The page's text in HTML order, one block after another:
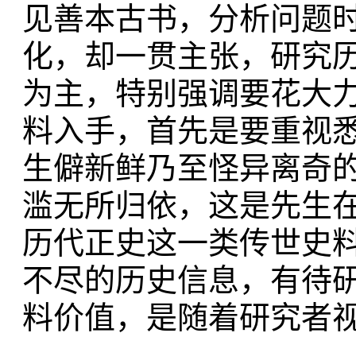
见善本古书，分析问题
化，却一贯主张，研究
为主，特别强调要花大
料入手，首先是要重视
生僻新鲜乃至怪异离奇
滥无所归依，这是先生
历代正史这一类传世史
不尽的历史信息，有待
料价值，是随着研究者